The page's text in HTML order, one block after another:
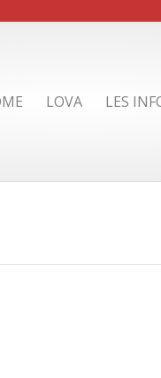
LOVA LES